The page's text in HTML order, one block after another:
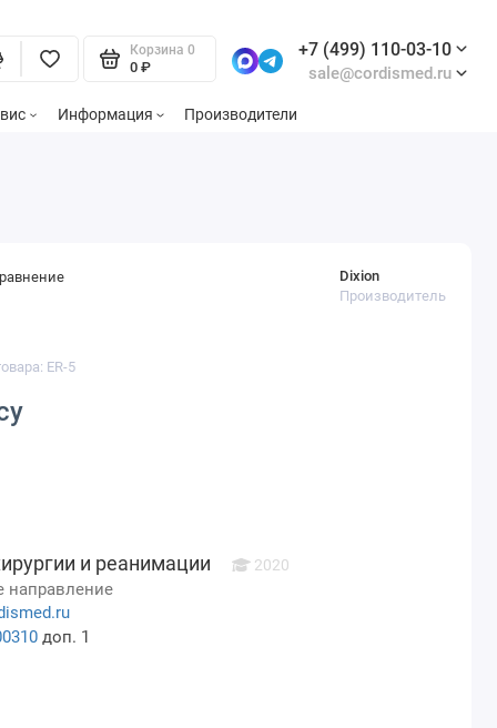
Корзина 0
0 ₽
+7 (499) 110-03-10
sale@cordismed.ru
Информация Производители
ER-5
Dixion
Производитель
и реанимации 2020
направление
доп. 1